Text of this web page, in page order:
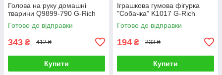
Голова на руку домашні
тварини Q9899-790 G-Rich
Готово до відправки
343 ₴ 412 ₴
Купити
Іграшкова гумова фігурка
"Собачка" K1017 G-Rich
Готово до відправки
194 ₴ 233 ₴
Купити